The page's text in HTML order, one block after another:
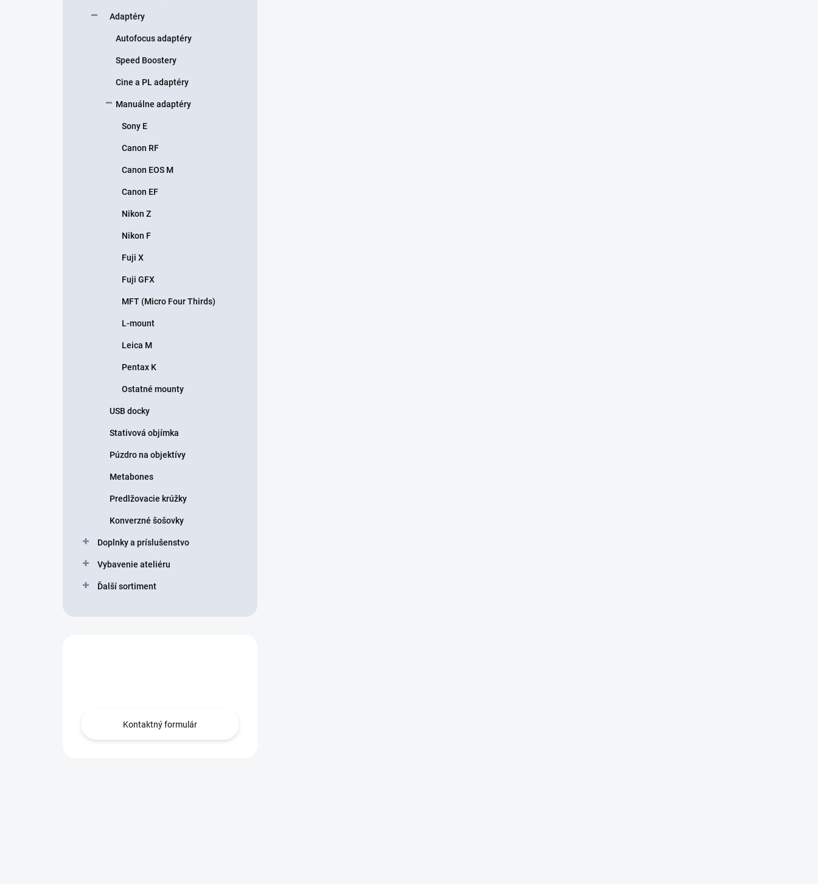
Adaptéry
Autofocus adaptéry
Speed Boostery
Cine a PL adaptéry
Manuálne adaptéry
Sony E
Canon RF
Canon EOS M
Canon EF
Nikon Z
Nikon F
Fuji X
Fuji GFX
MFT (Micro Four Thirds)
L-mount
Leica M
Pentax K
Ostatné mounty
USB docky
Stativová objímka
Púzdro na objektívy
Metabones
Predlžovacie krúžky
Konverzné šošovky
Doplnky a príslušenstvo
Vybavenie ateliéru
Ďalší sortiment
Kontaktný formulár